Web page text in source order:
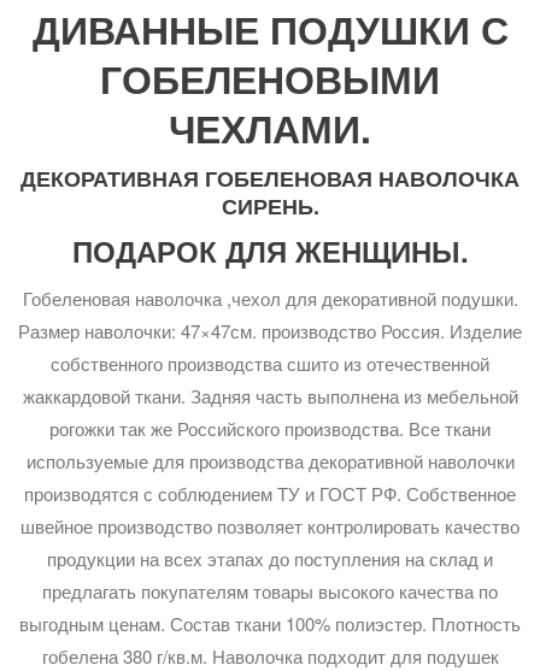
ДИВАННЫЕ ПОДУШКИ С
ГОБЕЛЕНОВЫМИ
ЧЕХЛАМИ.
ДЕКОРАТИВНАЯ ГОБЕЛЕНОВАЯ НАВОЛОЧКА
СИРЕНЬ.
ПОДАРОК ДЛЯ ЖЕНЩИНЫ.
Гобеленовая наволочка ,чехол для декоративной подушки.
Размер наволочки: 47×47см. производство Россия. Изделие
собственного производства сшито из отечественной
жаккардовой ткани. Задняя часть выполнена из мебельной
рогожки так же Российского производства. Все ткани
используемые для производства декоративной наволочки
производятся с соблюдением ТУ и ГОСТ РФ. Собственное
швейное производство позволяет контролировать качество
продукции на всех этапах до поступления на склад и
предлагать покупателям товары высокого качества по
выгодным ценам. Состав ткани 100% полиэстер. Плотность
гобелена 380 г/кв.м. Наволочка подходит для подушек